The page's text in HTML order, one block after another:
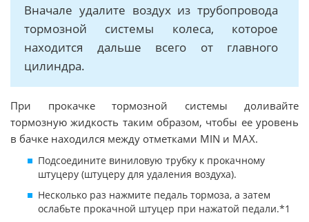
Вначале удалите воздух из трубопровода
тормозной системы колеса, которое
находится дальше всего от главного
цилиндра.
При прокачке тормозной системы доливайте
тормозную жидкость таким образом, чтобы ее уровень
в бачке находился между отметками MIN и MAX.
Подсоедините виниловую трубку к прокачному
штуцеру (штуцеру для удаления воздуха).
Несколько раз нажмите педаль тормоза, а затем
ослабьте прокачной штуцер при нажатой педали.*1